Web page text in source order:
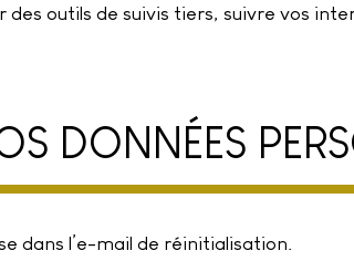
outils de suivis tiers, suivre vos
DONNÉES
dans l’e-mail de réinitialisation.